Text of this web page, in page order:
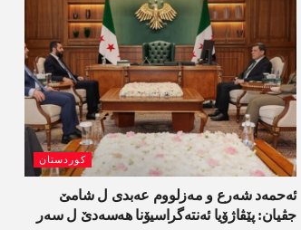
کوردستان
ئەحمەد شەرع و مەزلووم عەبدی ل شامێ
جڤیان: پێڤاژۆیا ئەنتەگراسیۆنا ھەسەدێ ل سەر